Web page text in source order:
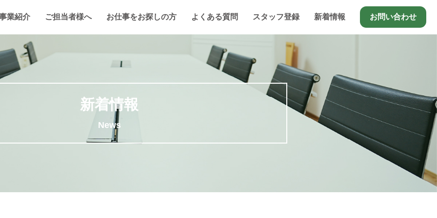
業紹介 ご担当者様へ お仕事をお探しの方 よくある質問 スタッフ登録 新着情報 お問い合わせ
新着情報
News